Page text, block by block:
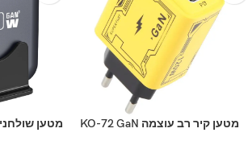
מטען קיר רב עוצמה KO-72 GaN